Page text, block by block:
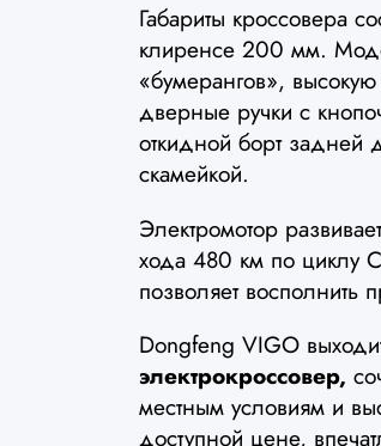
Габариты кроссовера
клиренсе 200 мм.
«бумерангов»,
дверные ручки с
откидной борт
скамейкой.
Электромотор
хода 480 км по циклу
позволяет
Dongfeng VIGO
электрокроссовер,
местным условиям и
доступной цене,